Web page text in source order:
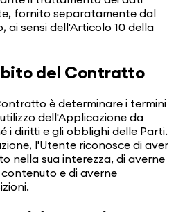
fornito separatamente dal
ai sensi dell'Articolo 10 della
del Contratto
è determinare i termini
dell'Applicazione da
i diritti e gli obblighi delle Parti.
l'Utente riconosce di aver
nella sua interezza, di averne
e di averne